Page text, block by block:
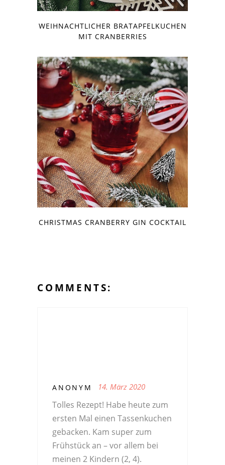
WEIHNACHTLICHER BRATAPFELKUCHEN
MIT CRANBERRIES
CHRISTMAS CRANBERRY GIN COCKTAIL
COMMENTS:
ANONYM 14. März 2020
Tolles Rezept! Habe heute zum
ersten Mal einen Tassenkuchen
gebacken. Kam super zum
Frühstück an – vor allem bei
meinen 2 Kindern (2, 4).